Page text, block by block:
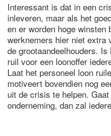
Interessant is dat in een
inleveren, maar als het
en er worden hoge winsten
werknemers hier niet extra
de grootaandeelhouders.
ruil voor een loonoffer
Laat het personeel loon
motiveert bovendien nog
uit de crisis te helpen.
onderneming, dan zal